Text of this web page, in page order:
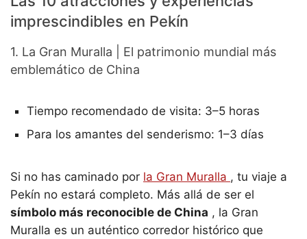
imprescindibles en Pekín
1. La Gran Muralla | El patrimonio mundial más
emblemático de China
Tiempo recomendado de visita: 3–5 horas
Para los amantes del senderismo: 1–3 días
Si no has caminado por la Gran Muralla , tu viaje a
Pekín no estará completo. Más allá de ser el
símbolo más reconocible de China , la Gran
Muralla es un auténtico corredor histórico que